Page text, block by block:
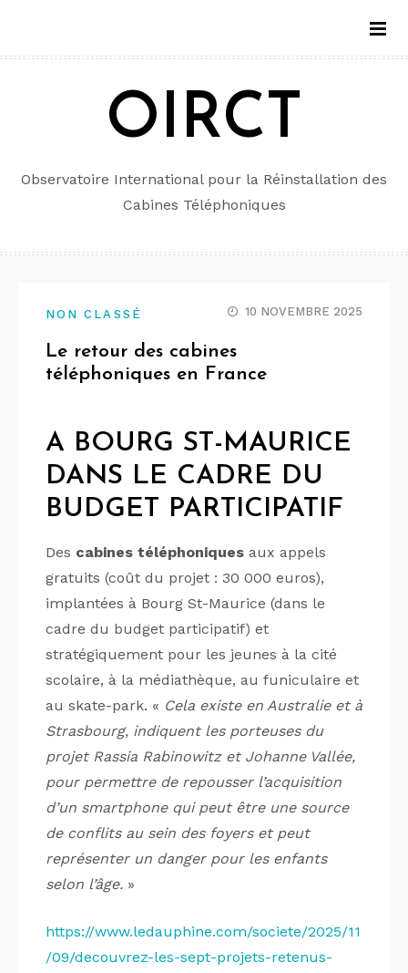
contenu
OIRCT
Observatoire International pour la Réinstallation des
Cabines Téléphoniques
NON CLASSÉ 10 NOVEMBRE 2025
Le retour des cabines
téléphoniques en France
A BOURG ST-MAURICE
DANS LE CADRE DU
BUDGET PARTICIPATIF
Des cabines téléphoniques aux appels
gratuits (coût du projet : 30 000 euros),
implantées à Bourg St-Maurice (dans le
cadre du budget participatif) et
stratégiquement pour les jeunes à la cité
scolaire, à la médiathèque, au funiculaire et
au skate-park. « Cela existe en Australie et à
Strasbourg, indiquent les porteuses du
projet Rassia Rabinowitz et Johanne Vallée,
pour permettre de repousser l’acquisition
d’un smartphone qui peut être une source
de conflits au sein des foyers et peut
représenter un danger pour les enfants
selon l’âge. »
https://www.ledauphine.com/societe/2025/11
/09/decouvrez-les-sept-projets-retenus-